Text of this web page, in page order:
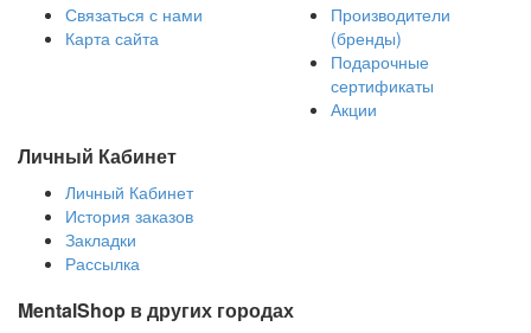
Связаться с нами
Карта сайта
Производители
(бренды)
Подарочные
сертификаты
Акции
Личный Кабинет
Личный Кабинет
История заказов
Закладки
Рассылка
MentalShop в других городах